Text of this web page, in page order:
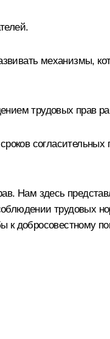
механизмы,
трудовых прав
согласительных
Нам здесь
трудовых
к добросовестному